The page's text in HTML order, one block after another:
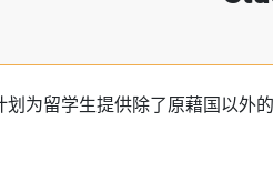
划 为留学生提供除了原藉国以外